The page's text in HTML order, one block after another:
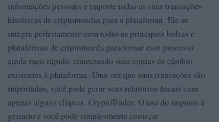
informações pessoais e importe todas as suas transações
históricas de criptomoedas para a plataforma. Ele se
integra perfeitamente com todas as principais bolsas e
plataformas de criptomoeda para tornar esse processo
ainda mais rápido, conectando suas contas de câmbio
existentes à plataforma. Uma vez que suas transações são
importadas, você pode gerar seus relatórios fiscais com
apenas alguns cliques. CryptoTrader. O uso do imposto é
gratuito e você pode simplesmente começar